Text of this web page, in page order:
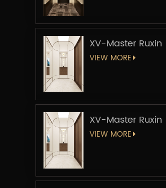
XV-Master Ruxin
VIEW MORE
XV-Master Ruxin
VIEW MORE